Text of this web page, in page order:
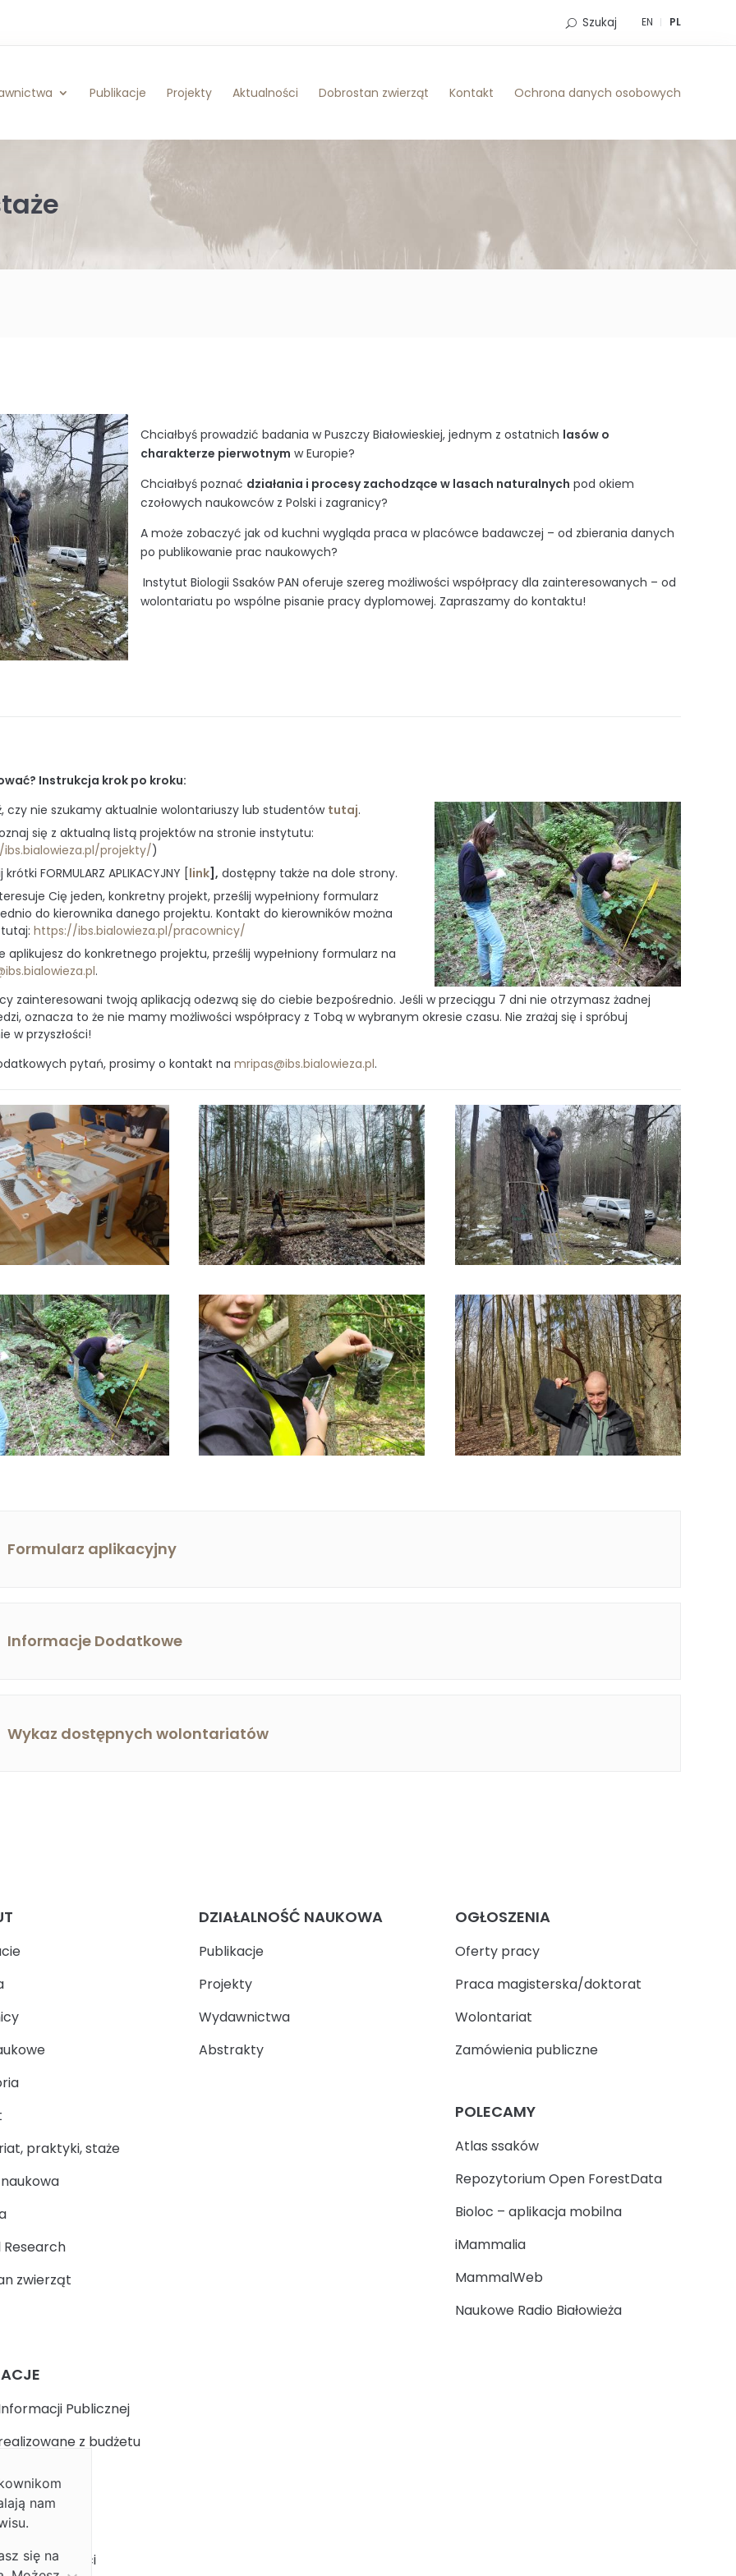
EN PL
Szukaj
Publikacje Projekty Aktualności Dobrostan zwierząt Kontakt Ochrona danych osobowych
Chciałbyś prowadzić badania w Puszczy Białowieskiej, jednym z ostatnich lasów o
charakterze pierwotnym w Europie?
Chciałbyś poznać działania i procesy zachodzące w lasach naturalnych pod okiem
czołowych naukowców z Polski i zagranicy?
A może zobaczyć jak od kuchni wygląda praca w placówce badawczej – od zbierania danych
po publikowanie prac naukowych?
Instytut Biologii Ssaków PAN oferuje szereg możliwości współpracy dla zainteresowanych – od
wolontariatu po wspólne pisanie pracy dyplomowej. Zapraszamy do kontaktu!
Instrukcja krok po kroku:
czy nie szukamy aktualnie wolontariuszy lub studentów tutaj.
się z aktualną listą projektów na stronie instytutu:
projekty/)
FORMULARZ APLIKACYJNY [link] , dostępny także na dole strony.
Cię jeden, konkretny projekt, prześlij wypełniony formularz
do kierownika danego projektu. Kontakt do kierowników można
https://ibs.bialowieza.pl/pracownicy/
aplikujesz do konkretnego projektu, prześlij wypełniony formularz na
.
zainteresowani twoją aplikacją odezwą się do ciebie bezpośrednio. Jeśli w przeciągu 7 dni nie otrzymasz żadnej
oznacza to że nie mamy możliwości współpracy z Tobą w wybranym okresie czasu. Nie zrażaj się i spróbuj
w przyszłości!
pytań, prosimy o kontakt na mripas@ibs.bialowieza.pl.
Formularz aplikacyjny
Informacje Dodatkowe
Wykaz dostępnych wolontariatów
praktyki, staże
zwierząt
Publicznej
z budżetu
dostępności
DZIAŁALNOŚĆ NAUKOWA
Publikacje
Projekty
Wydawnictwa
Abstrakty
OGŁOSZENIA
Oferty pracy
Praca magisterska/doktorat
Wolontariat
Zamówienia publiczne
POLECAMY
Atlas ssaków
Repozytorium Open ForestData
Bioloc – aplikacja mobilna
iMammalia
MammalWeb
Naukowe Radio Białowieża
nam
się na